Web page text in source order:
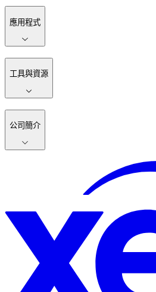
應用程式
工具與資源
公司簡介